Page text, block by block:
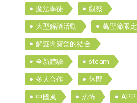
魔法學徒 觀察
大型解謎活動 萬聖節限定
解謎與露營的結合
全新體驗 steam
多人合作 休閒
中國風 恐怖 APP